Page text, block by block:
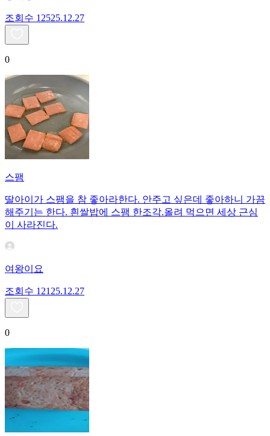
조회수 12525.12.27
0
스팸
딸아이가 스팸을 참 좋아라한다. 안주고 싶은데 좋아하니 가끔
해주기는 한다. 흰쌀밥에 스팸 한조각.올려 먹으면 세상 근심
이 사라진다.
여왕이요
조회수 121 25.12.27
0